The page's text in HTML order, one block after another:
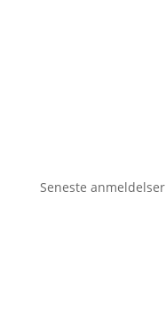
Seneste anmeldelser